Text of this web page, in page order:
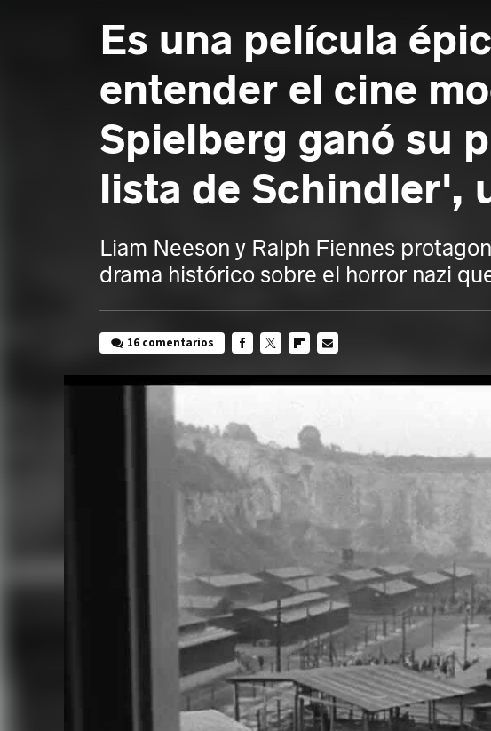
Es una película
entender el cine
Spielberg ganó su
lista de Schindler',
Liam Neeson y Ralph Fiennes
drama histórico sobre el horror nazi
16 comentarios
MAIL